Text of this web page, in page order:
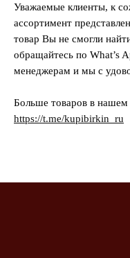
Уважаемые клиенты, к
ассортимент
товар Вы не смогли
обращайтесь по What’s
менеджерам и мы с
Больше товаров в нашем
https://t.me/kupibirkin_ru